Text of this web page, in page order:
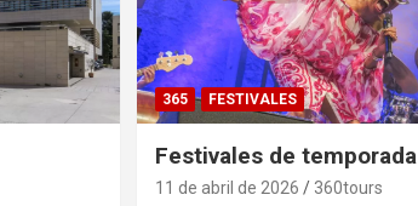
365 FESTIVALES
Festivales de temporada
11 de abril de 2026 360tours